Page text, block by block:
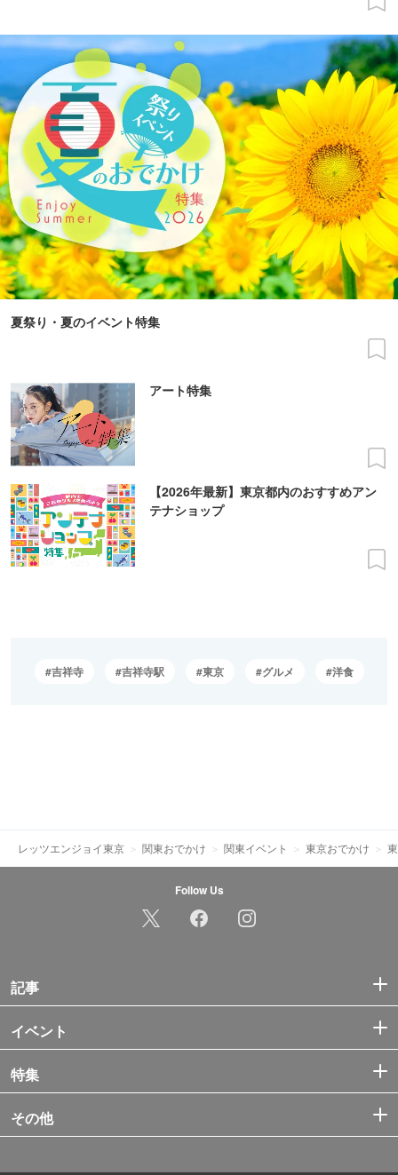
夏祭り・夏のイベント特集
アート特集
【2026年最新】東京都内のおすすめアン
テナショップ
吉祥寺 吉祥寺駅 東京 グルメ 洋食
レッツエンジョイ東京 関東おでかけ 関東イベント 東京おでかけ
Follow Us
記事
イベント
特集
その他